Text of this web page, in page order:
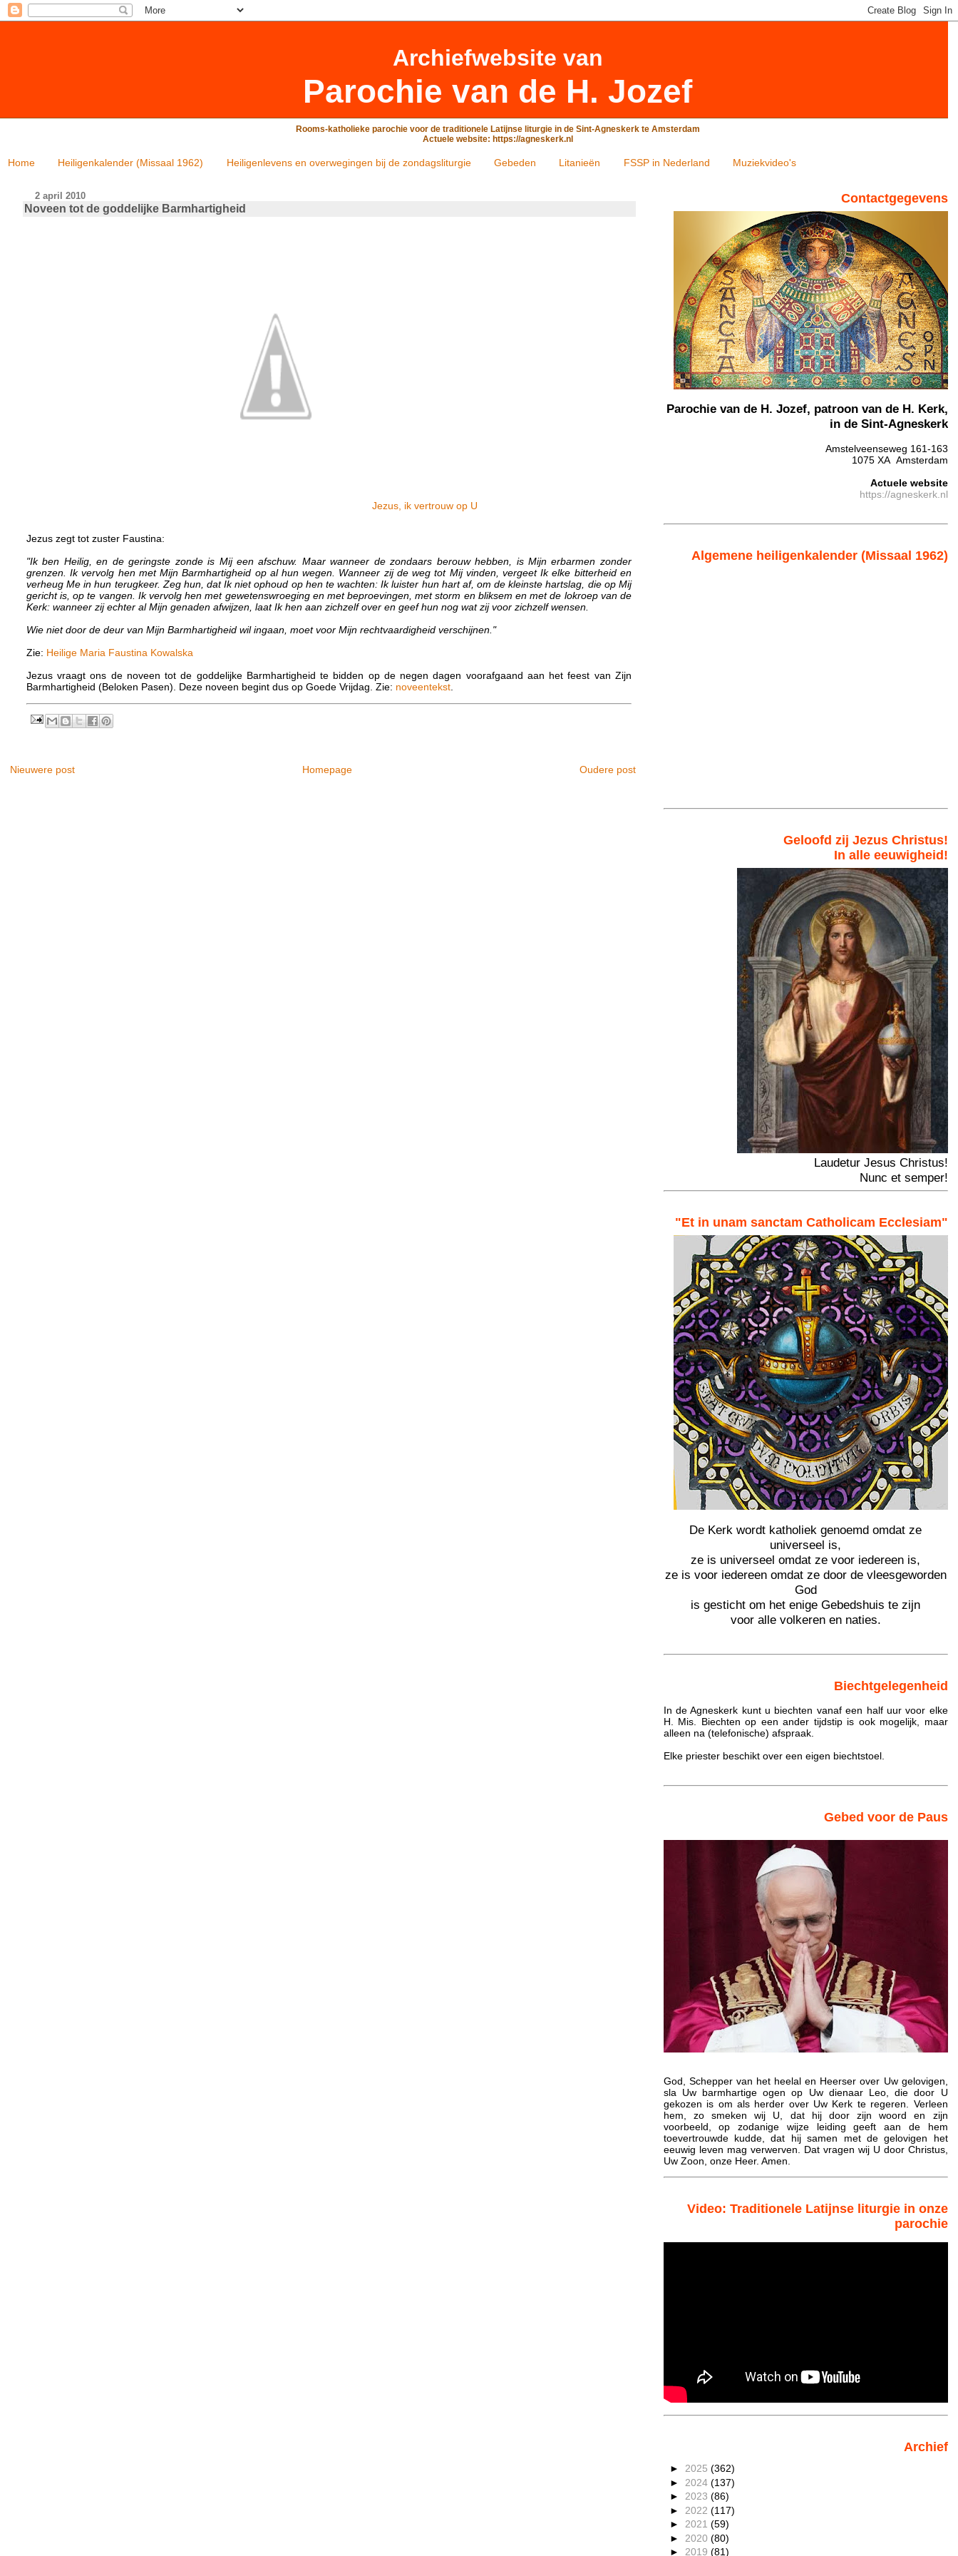
Archiefwebsite van
Parochie van de H. Jozef
Rooms-katholieke parochie voor de traditionele Latijnse liturgie in de Sint-Agneskerk te Amsterdam
Actuele website: https://agneskerk.nl
Home Heiligenkalender (Missaal 1962) Heiligenlevens en overwegingen bij de zondagsliturgie Gebeden Litanieën FSSP in Nederland Muziekvideo's
2 april 2010
Noveen tot de goddelijke Barmhartigheid
Jezus, ik vertrouw op U
Jezus zegt tot zuster Faustina:
"Ik ben Heilig, en de geringste zonde is Mij een afschuw. Maar wanneer de zondaars berouw hebben, is Mijn erbarmen zonder
grenzen. Ik vervolg hen met Mijn Barmhartigheid op al hun wegen. Wanneer zij de weg tot Mij vinden, vergeet Ik elke bitterheid en
verheug Me in hun terugkeer. Zeg hun, dat Ik niet ophoud op hen te wachten: Ik luister hun hart af, om de kleinste hartslag, die op Mij
gericht is, op te vangen. Ik vervolg hen met gewetenswroeging en met beproevingen, met storm en bliksem en met de lokroep van de
Kerk: wanneer zij echter al Mijn genaden afwijzen, laat Ik hen aan zichzelf over en geef hun nog wat zij voor zichzelf wensen.
Wie niet door de deur van Mijn Barmhartigheid wil ingaan, moet voor Mijn rechtvaardigheid verschijnen."
Zie: Heilige Maria Faustina Kowalska
Jezus vraagt ons de noveen tot de goddelijke Barmhartigheid te bidden op de negen dagen voorafgaand aan het feest van Zijn
Barmhartigheid (Beloken Pasen). Deze noveen begint dus op Goede Vrijdag. Zie: noveentekst.
Nieuwere post Oudere post
Homepage
Contactgegevens
Parochie van de H. Jozef, patroon van de H. Kerk,
in de Sint-Agneskerk
Amstelveenseweg 161-163
1075 XA Amsterdam
Actuele website
https://agneskerk.nl
Algemene heiligenkalender (Missaal 1962)
Geloofd zij Jezus Christus!
In alle eeuwigheid!
Laudetur Jesus Christus!
Nunc et semper!
"Et in unam sanctam Catholicam Ecclesiam"
De Kerk wordt katholiek genoemd omdat ze
universeel is,
ze is universeel omdat ze voor iedereen is,
ze is voor iedereen omdat ze door de vleesgeworden
God
is gesticht om het enige Gebedshuis te zijn
voor alle volkeren en naties.
Biechtgelegenheid
In de Agneskerk kunt u biechten vanaf een half uur voor elke
H. Mis. Biechten op een ander tijdstip is ook mogelijk, maar
alleen na (telefonische) afspraak.
Elke priester beschikt over een eigen biechtstoel.
Gebed voor de Paus
God, Schepper van het heelal en Heerser over Uw gelovigen,
sla Uw barmhartige ogen op Uw dienaar Leo, die door U
gekozen is om als herder over Uw Kerk te regeren. Verleen
hem, zo smeken wij U, dat hij door zijn woord en zijn
voorbeeld, op zodanige wijze leiding geeft aan de hem
toevertrouwde kudde, dat hij samen met de gelovigen het
eeuwig leven mag verwerven. Dat vragen wij U door Christus,
Uw Zoon, onze Heer. Amen.
Video: Traditionele Latijnse liturgie in onze
parochie
Archief
► 2025 (362)
► 2024 (137)
► 2023 (86)
► 2022 (117)
► 2021 (59)
► 2020 (80)
► 2019 (81)